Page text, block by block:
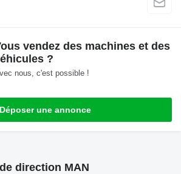
vendez des machines et des
?
nous, c'est possible !
Déposer une annonce
direction MAN